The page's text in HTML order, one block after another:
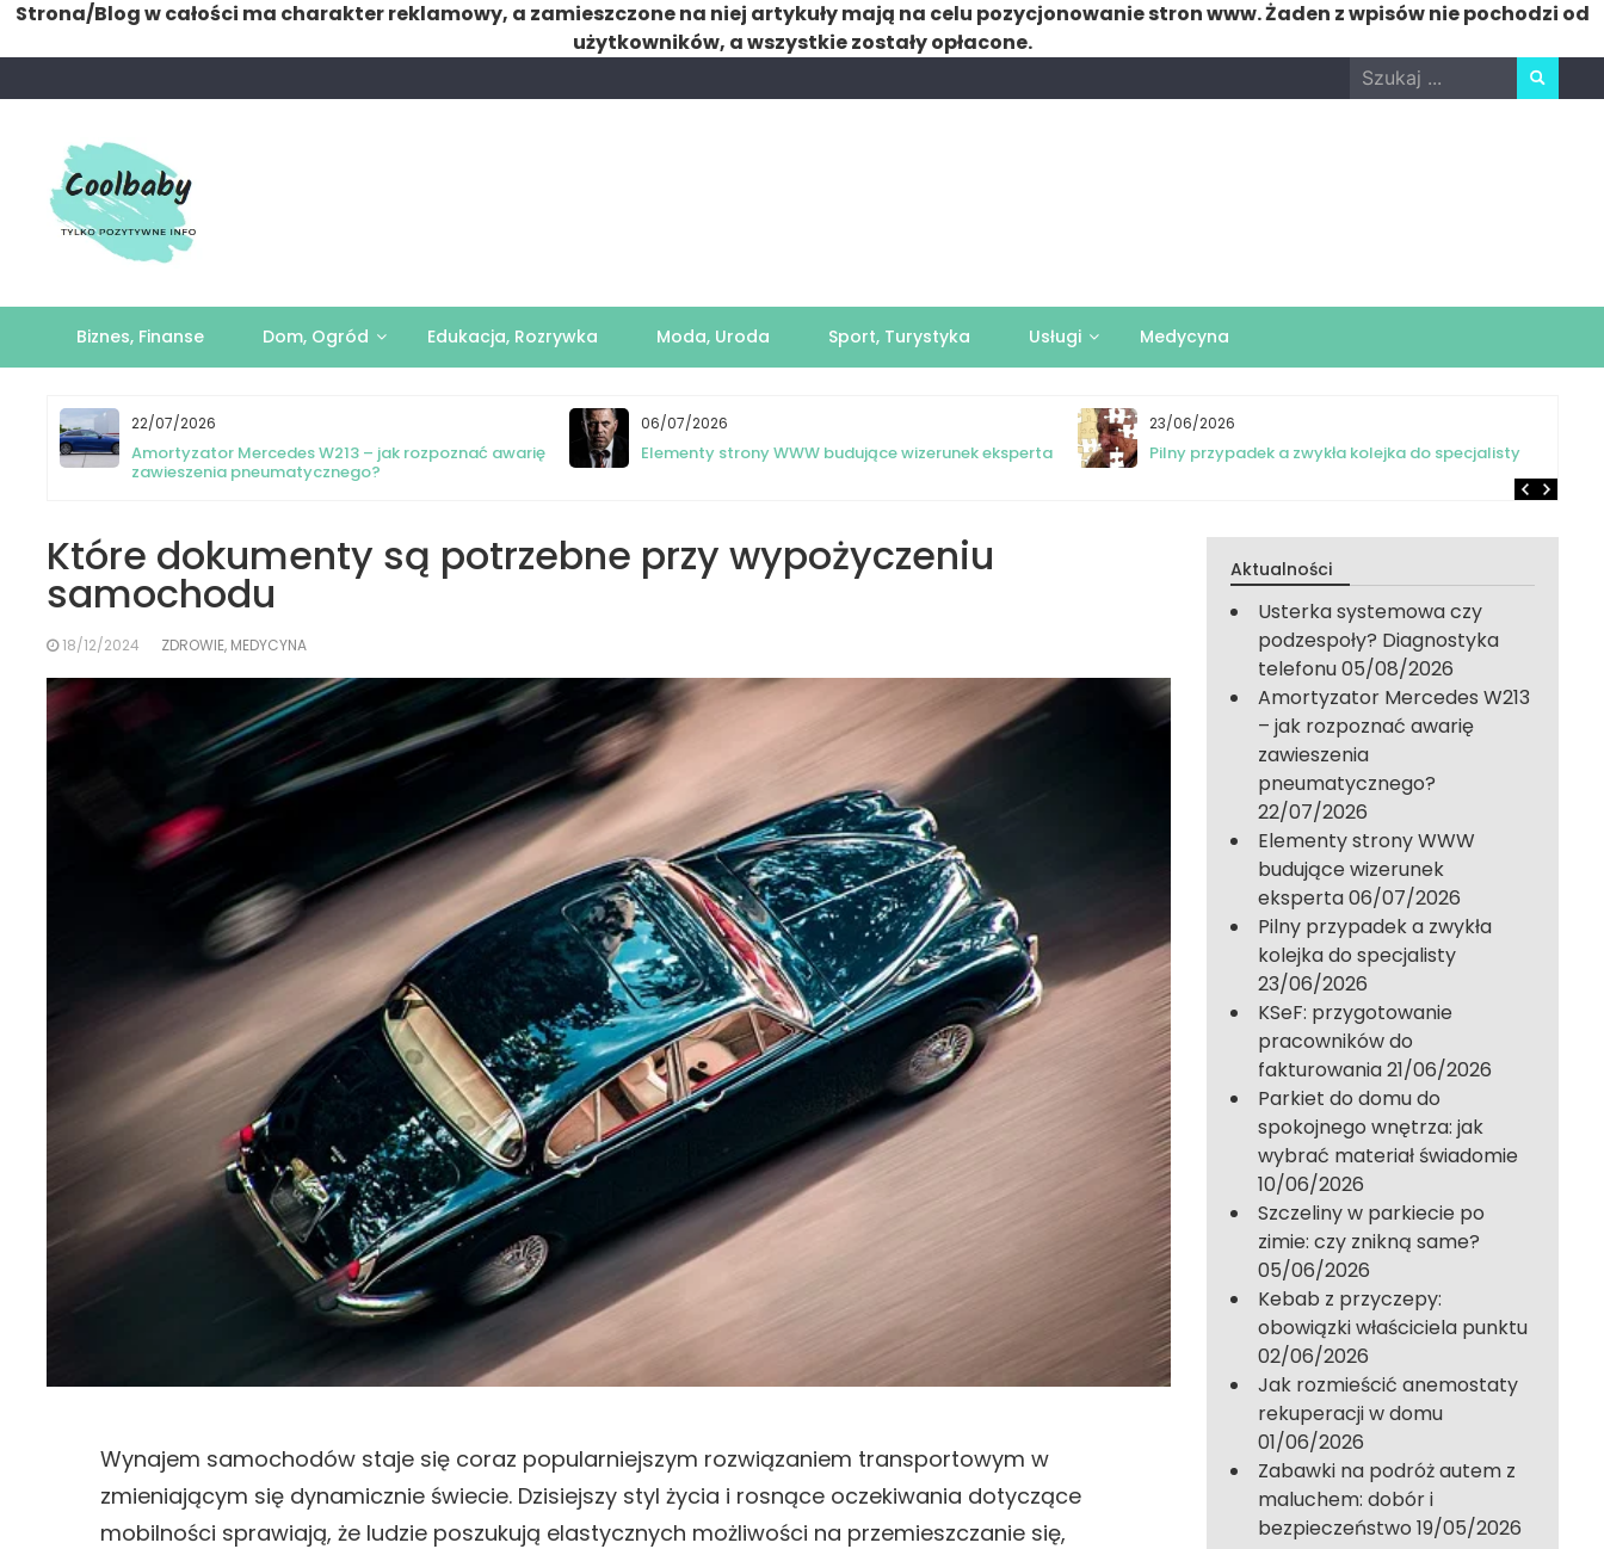
Strona/Blog w całości ma charakter reklamowy, a zamieszczone na niej artykuły mają na celu pozycjonowanie stron www. Żaden z wpisów nie pochodzi od
użytkowników, a wszystkie zostały opłacone.
to
Search
for:
Biznes, Finanse Dom, Ogród Edukacja, Rozrywka Moda, Uroda Sport, Turystyka Usługi Medycyna
22/07/2026
Amortyzator Mercedes W213 – jak rozpoznać awarię
zawieszenia pneumatycznego?
06/07/2026
Elementy strony WWW budujące wizerunek eksperta
23/06/2026
Pilny przypadek a zwykła kolejka do specjalisty
Które dokumenty są potrzebne przy wypożyczeniu
samochodu
18/12/2024 ZDROWIE, MEDYCYNA
Wynajem samochodów staje się coraz popularniejszym rozwiązaniem transportowym w
zmieniającym się dynamicznie świecie. Dzisiejszy styl życia i rosnące oczekiwania dotyczące
mobilności sprawiają, że ludzie poszukują elastycznych możliwości na przemieszczanie się,
Aktualności
Usterka systemowa czy
podzespoły? Diagnostyka
telefonu05/08/2026
Amortyzator Mercedes W213
– jak rozpoznać awarię
zawieszenia
pneumatycznego?
22/07/2026
Elementy strony WWW
budujące wizerunek
eksperta06/07/2026
Pilny przypadek a zwykła
kolejka do specjalisty
23/06/2026
KSeF: przygotowanie
pracowników do
fakturowania21/06/2026
Parkiet do domu do
spokojnego wnętrza: jak
wybrać materiał świadomie
10/06/2026
Szczeliny w parkiecie po
zimie: czy znikną same?
05/06/2026
Kebab z przyczepy:
obowiązki właściciela punktu
02/06/2026
Jak rozmieścić anemostaty
rekuperacji w domu
01/06/2026
Zabawki na podróż autem z
maluchem: dobór i
bezpieczeństwo 19/05/2026